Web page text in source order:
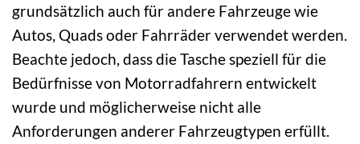
grundsätzlich auch für andere Fahrzeuge wie
Autos, Quads oder Fahrräder verwendet werden.
Beachte jedoch, dass die Tasche speziell für die
Bedürfnisse von Motorradfahrern entwickelt
wurde und möglicherweise nicht alle
Anforderungen anderer Fahrzeugtypen erfüllt.